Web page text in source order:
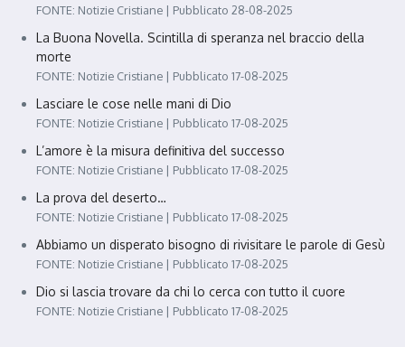
FONTE: Notizie Cristiane Pubblicato 28-08-2025
La Buona Novella. Scintilla di speranza nel braccio della
morte
FONTE: Notizie Cristiane Pubblicato 17-08-2025
Lasciare le cose nelle mani di Dio
FONTE: Notizie Cristiane Pubblicato 17-08-2025
L’amore è la misura definitiva del successo
FONTE: Notizie Cristiane Pubblicato 17-08-2025
La prova del deserto…
FONTE: Notizie Cristiane Pubblicato 17-08-2025
Abbiamo un disperato bisogno di rivisitare le parole di Gesù
FONTE: Notizie Cristiane Pubblicato 17-08-2025
Dio si lascia trovare da chi lo cerca con tutto il cuore
FONTE: Notizie Cristiane Pubblicato 17-08-2025